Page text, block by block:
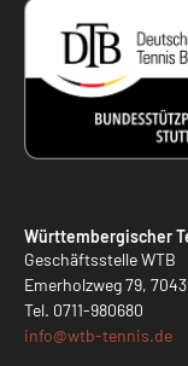
Württembergischer
Geschäftsstelle WTB
Emerholzweg 79,
Tel. 0711-980680
info@wtb-tennis.de